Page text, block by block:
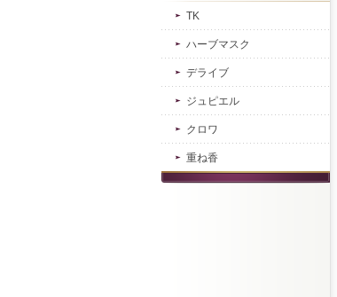
TK
ハーブマスク
デライブ
ジュピエル
クロワ
重ね香